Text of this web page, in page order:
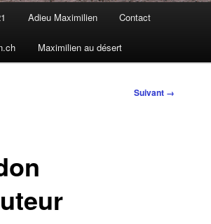
Adieu Maximilien Contact
Maximilien au désert
Suivant →